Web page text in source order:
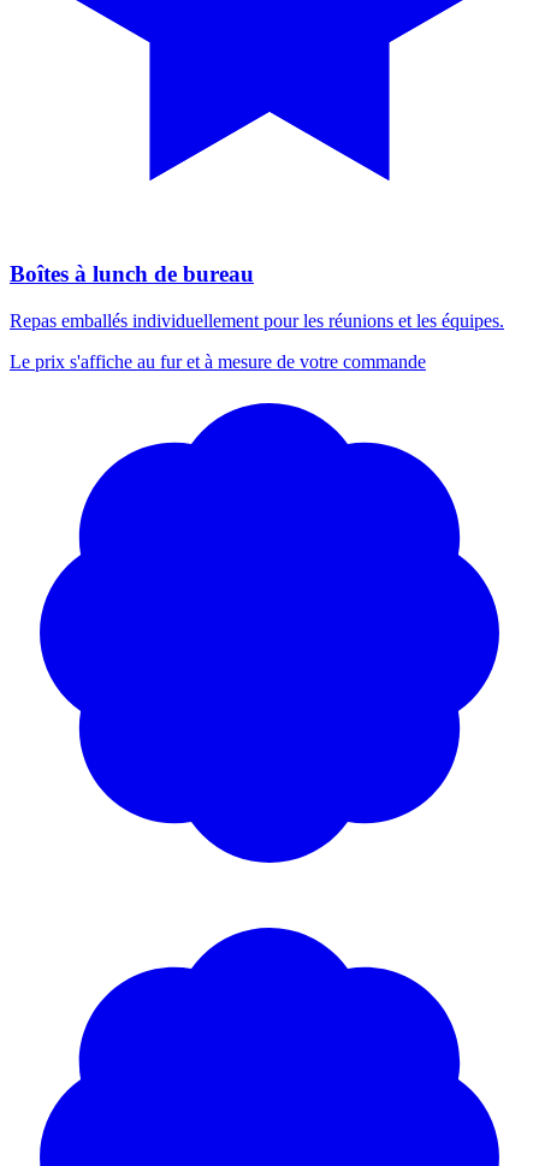
Boîtes à lunch de bureau
Repas emballés individuellement pour les réunions et les équipes.
Le prix s'affiche au fur et à mesure de votre commande